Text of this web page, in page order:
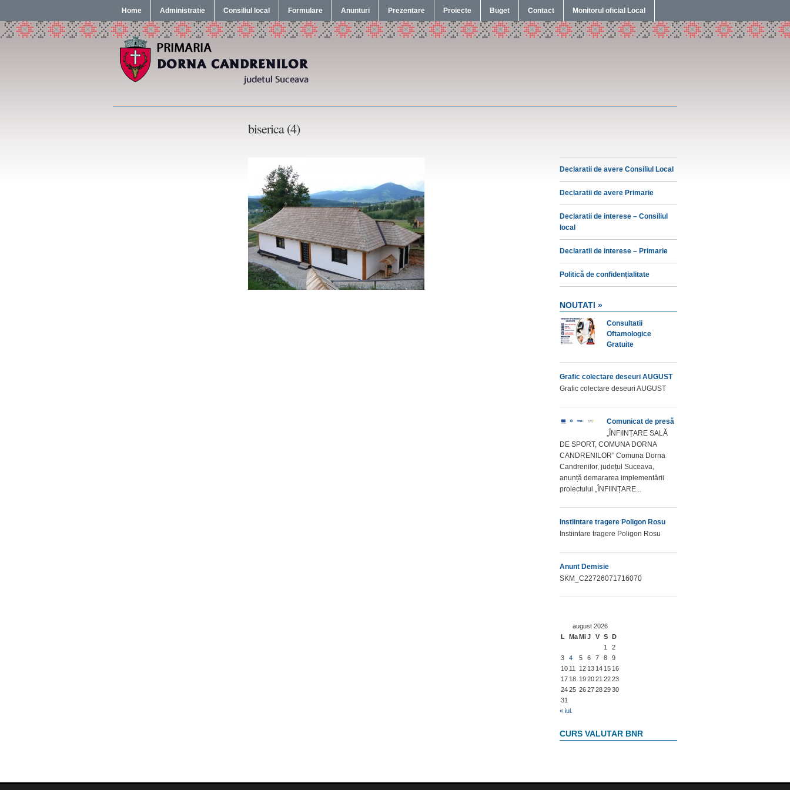
Home Administratie Consiliul local Formulare Anunturi Prezentare Proiecte Buget Contact Monitorul oficial Local
biserica (4)
Declaratii de avere Consiliul Local
Declaratii de avere Primarie
Declaratii de interese – Consiliul
local
Declaratii de interese – Primarie
Politică de confidențialitate
NOUTATI »
Consultatii
Oftamologice
Gratuite
Grafic colectare deseuri AUGUST
Grafic colectare deseuri AUGUST
Comunicat de presă
„ÎNFIINȚARE SALĂ
DE SPORT, COMUNA DORNA
CANDRENILOR” Comuna Dorna
Candrenilor, județul Suceava,
anunță demararea implementării
proiectului „ÎNFIINȚARE...
Instiintare tragere Poligon Rosu
Instiintare tragere Poligon Rosu
Anunt Demisie
SKM_C22726071716070
august 2026
L
MaMiJ V S D
1
2
3
4 5 6 7 8
9
10 11 12 13 14 15 16
17 18 192021 2223
2425 2627282930
31
« iul.
CURS VALUTAR BNR